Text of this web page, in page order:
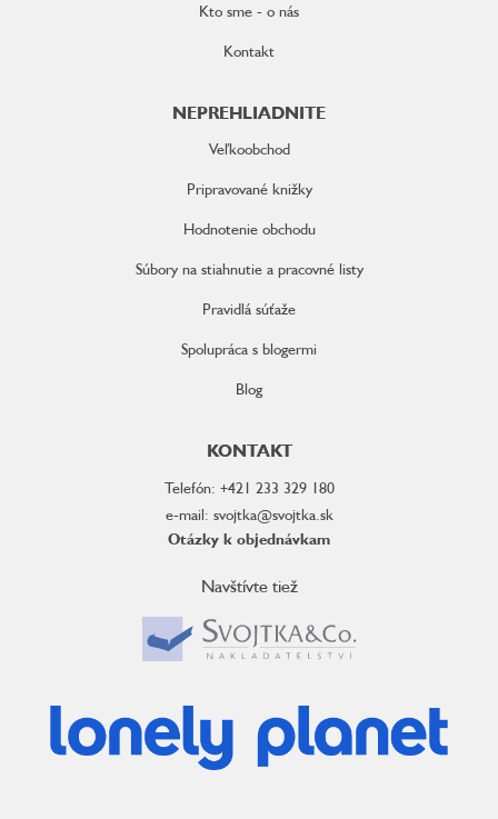
Kto sme - o nás
Kontakt
NEPREHLIADNITE
Veľkoobchod
Pripravované knižky
Hodnotenie obchodu
Súbory na stiahnutie a pracovné listy
Pravidlá súťaže
Spolupráca s blogermi
Blog
KONTAKT
Telefón: +421 233 329 180
e-mail: svojtka@svojtka.sk
Otázky k objednávkam
Navštívte tiež